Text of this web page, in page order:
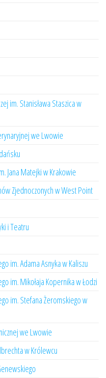
im. Stanisława Staszica w
we Lwowie
Jana Matejki w Krakowie
Zjednoczonych w West Point
i Teatru
im. Adama Asnyka w Kaliszu
im. Mikołaja Kopernika w Łodzi
im. Stefana Żeromskiego w
we Lwowie
w Królewcu